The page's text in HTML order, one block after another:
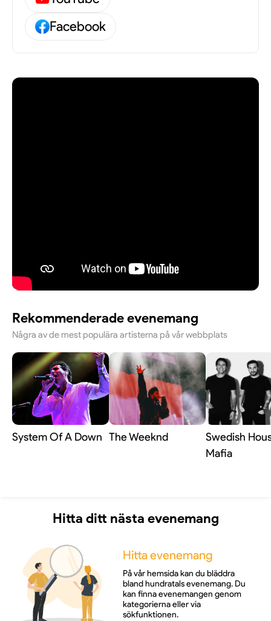
Föreställningen bjuder på spektakulär scenografi,
– från flygande mattor till gömda skatter. Aladdin
Facebook
Rekommenderade evenemang
Några av de mest populära artisterna på vår webbplats
System Of A Down The Weeknd
Swedish
Mafia
Hitta ditt nästa evenemang
Hitta evenemang
På vår hemsida kan du bläddra
bland hundratals evenemang. Du
kan finna evenemangen genom
kategorierna eller via
sökfunktionen.